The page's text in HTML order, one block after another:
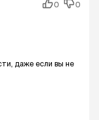
0 0
даже если вы не